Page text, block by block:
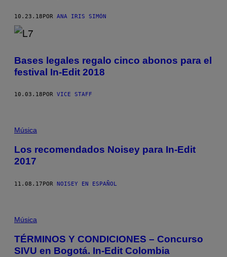
10.23.18POR ANA IRIS SIMÓN
Bases legales regalo cinco abonos para el
festival In-Edit 2018
10.03.18 POR VICE STAFF
Música
Los recomendados Noisey para In-Edit
2017
11.08.17POR NOISEY EN ESPAÑOL
Música
TÉRMINOS Y CONDICIONES – Concurso
SIVU en Bogotá. In-Edit Colombia